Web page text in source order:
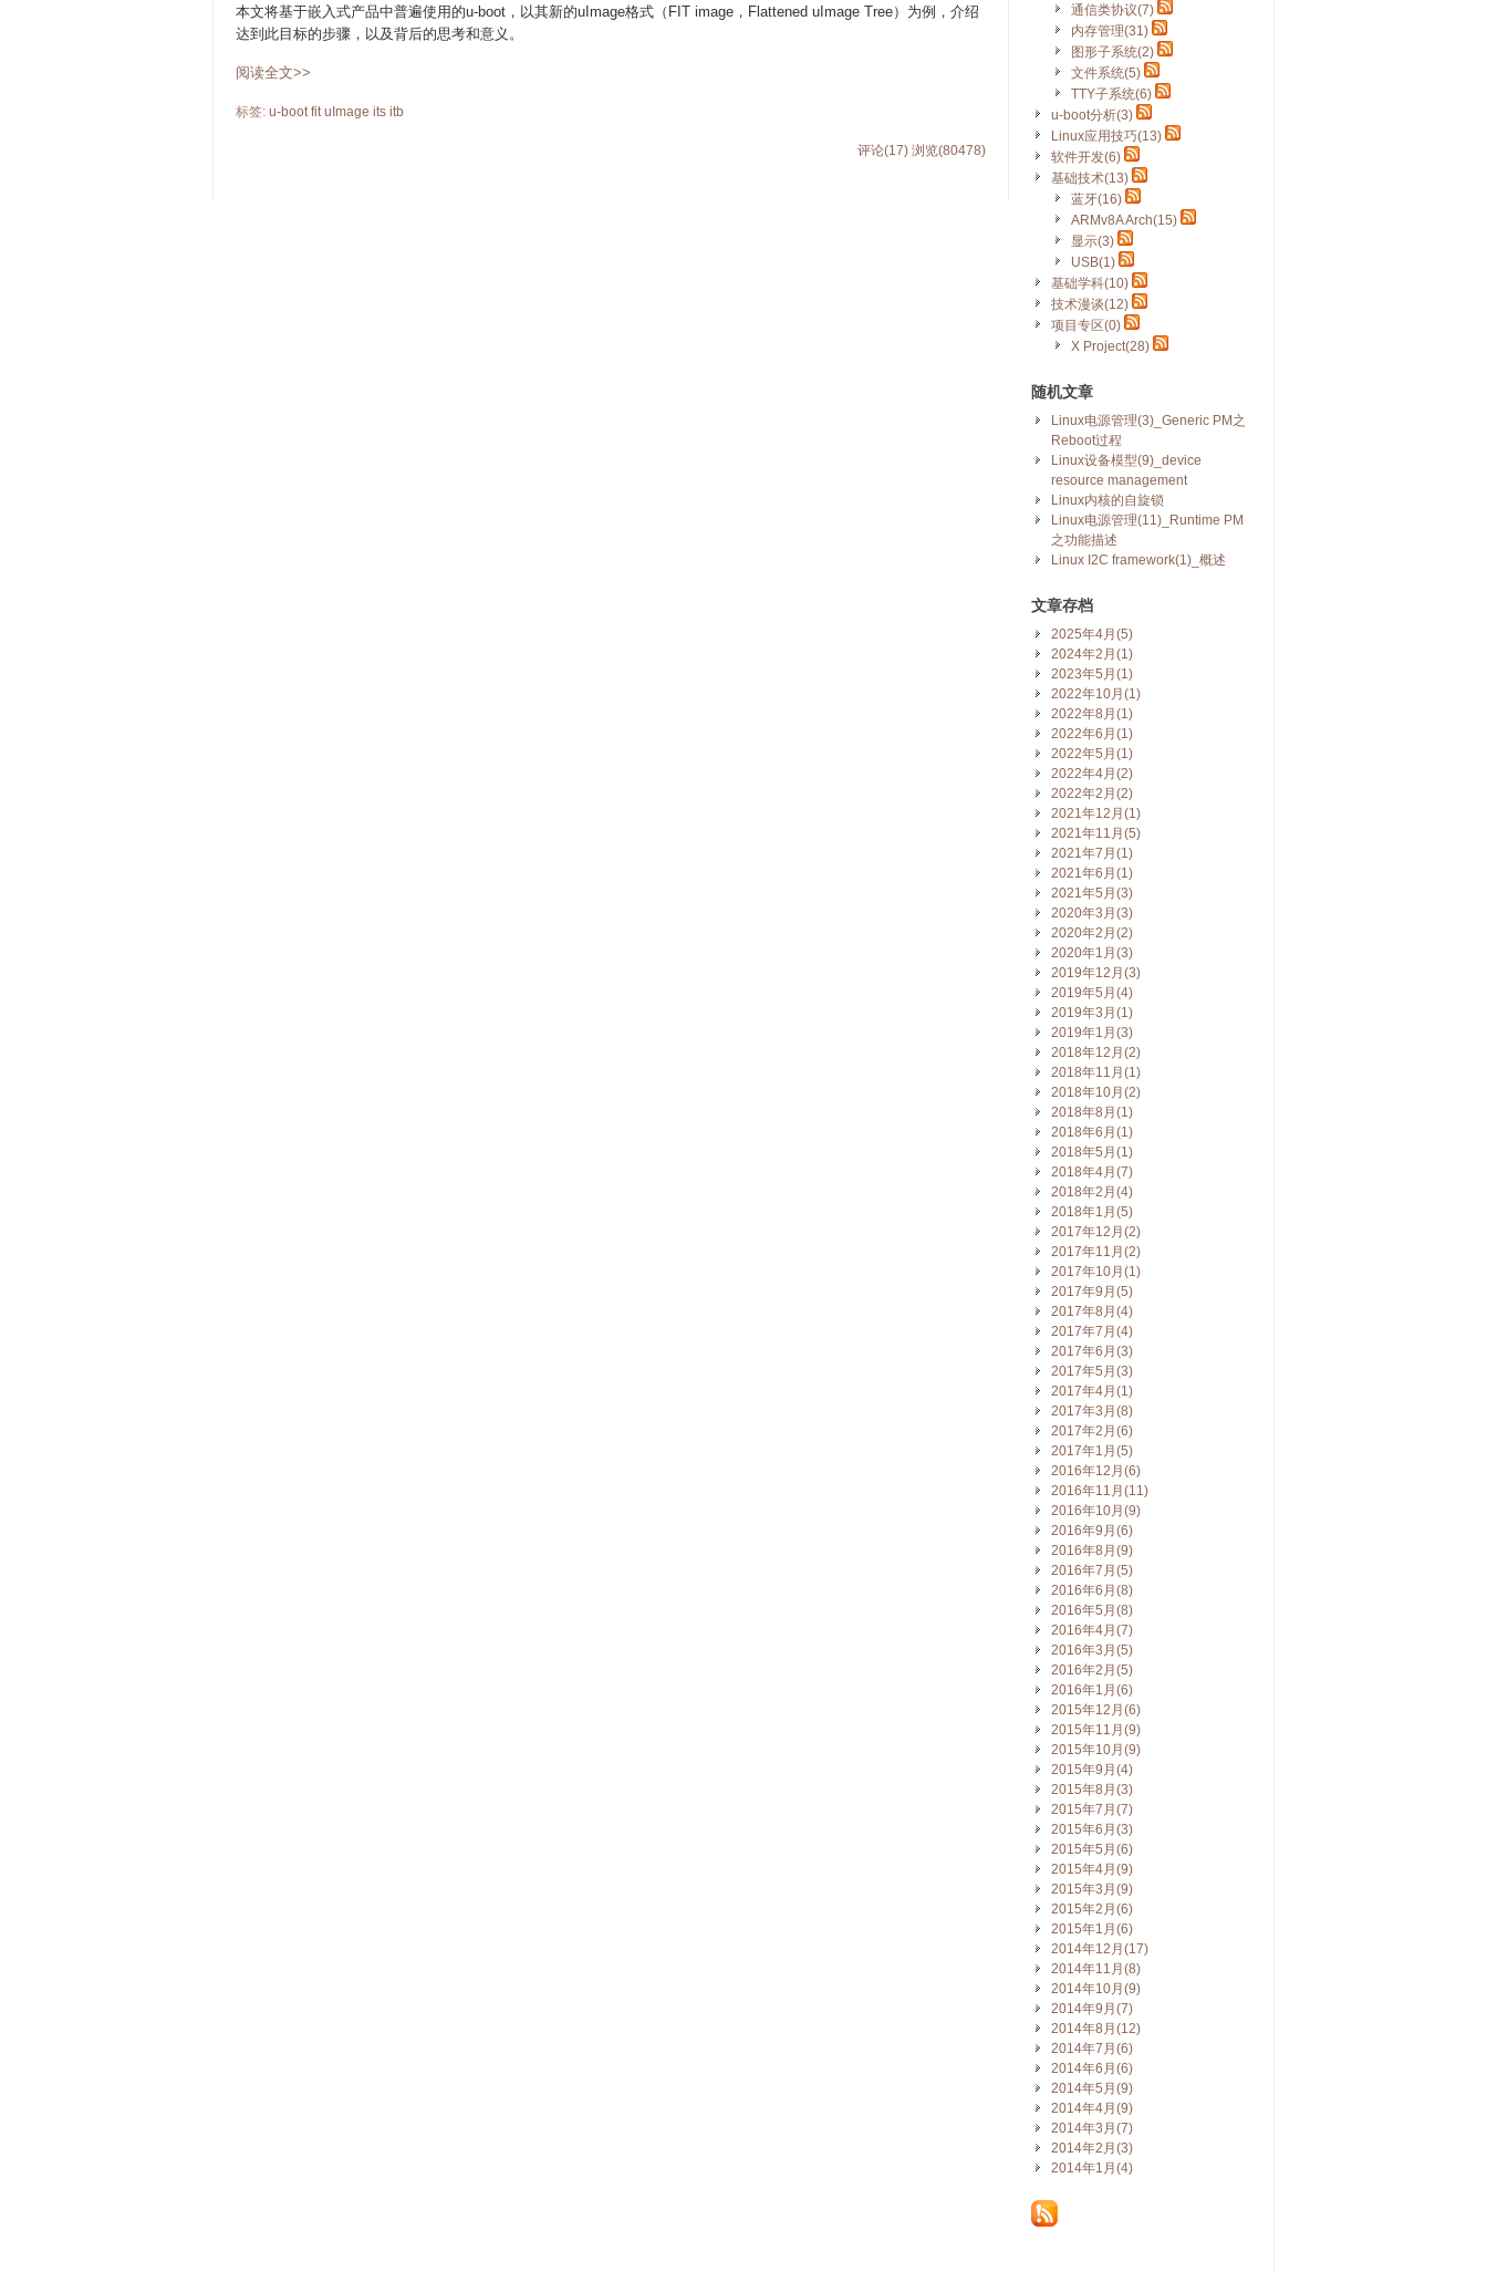
本文将基于嵌入式产品中普遍使用的u-boot，以其新的uImage格式（FIT image，Flattened uImage Tree）为例，介绍
达到此目标的步骤，以及背后的思考和意义。
阅读全文>>
标签: u-boot fit uImage its itb
评论(17) 浏览(80478)
通信类协议(7)
内存管理(31)
图形子系统(2)
文件系统(5)
TTY子系统(6)
u-boot分析(3)
Linux应用技巧(13)
软件开发(6)
基础技术(13)
蓝牙(16)
ARMv8A Arch(15)
显示(3)
USB(1)
基础学科(10)
技术漫谈(12)
项目专区(0)
X Project(28)
随机文章
Linux电源管理(3)_Generic PM之
Reboot过程
Linux设备模型(9)_device
resource management
Linux内核的自旋锁
Linux电源管理(11)_Runtime PM
之功能描述
Linux I2C framework(1)_概述
文章存档
2025年4月(5)
2024年2月(1)
2023年5月(1)
2022年10月(1)
2022年8月(1)
2022年6月(1)
2022年5月(1)
2022年4月(2)
2022年2月(2)
2021年12月(1)
2021年11月(5)
2021年7月(1)
2021年6月(1)
2021年5月(3)
2020年3月(3)
2020年2月(2)
2020年1月(3)
2019年12月(3)
2019年5月(4)
2019年3月(1)
2019年1月(3)
2018年12月(2)
2018年11月(1)
2018年10月(2)
2018年8月(1)
2018年6月(1)
2018年5月(1)
2018年4月(7)
2018年2月(4)
2018年1月(5)
2017年12月(2)
2017年11月(2)
2017年10月(1)
2017年9月(5)
2017年8月(4)
2017年7月(4)
2017年6月(3)
2017年5月(3)
2017年4月(1)
2017年3月(8)
2017年2月(6)
2017年1月(5)
2016年12月(6)
2016年11月(11)
2016年10月(9)
2016年9月(6)
2016年8月(9)
2016年7月(5)
2016年6月(8)
2016年5月(8)
2016年4月(7)
2016年3月(5)
2016年2月(5)
2016年1月(6)
2015年12月(6)
2015年11月(9)
2015年10月(9)
2015年9月(4)
2015年8月(3)
2015年7月(7)
2015年6月(3)
2015年5月(6)
2015年4月(9)
2015年3月(9)
2015年2月(6)
2015年1月(6)
2014年12月(17)
2014年11月(8)
2014年10月(9)
2014年9月(7)
2014年8月(12)
2014年7月(6)
2014年6月(6)
2014年5月(9)
2014年4月(9)
2014年3月(7)
2014年2月(3)
2014年1月(4)